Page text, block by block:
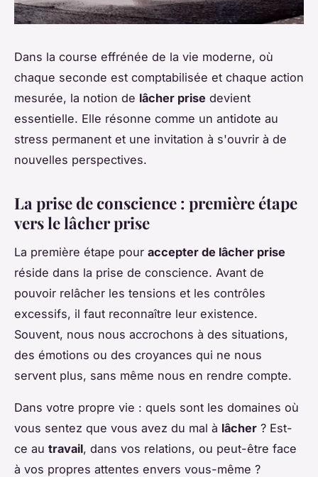
Dans la course effrénée de la vie moderne, où
chaque seconde est comptabilisée et chaque action
mesurée, la notion de lâcher prise devient
essentielle. Elle résonne comme un antidote au
stress permanent et une invitation à s'ouvrir à de
nouvelles perspectives.
La prise de conscience : première étape
vers le lâcher prise
La première étape pour accepter de lâcher prise
réside dans la prise de conscience. Avant de
pouvoir relâcher les tensions et les contrôles
excessifs, il faut reconnaître leur existence.
Souvent, nous nous accrochons à des situations,
des émotions ou des croyances qui ne nous
servent plus, sans même nous en rendre compte.
Dans votre propre vie : quels sont les domaines où
vous sentez que vous avez du mal à lâcher ? Est-
ce au travail, dans vos relations, ou peut-être face
à vos propres attentes envers vous-même ?